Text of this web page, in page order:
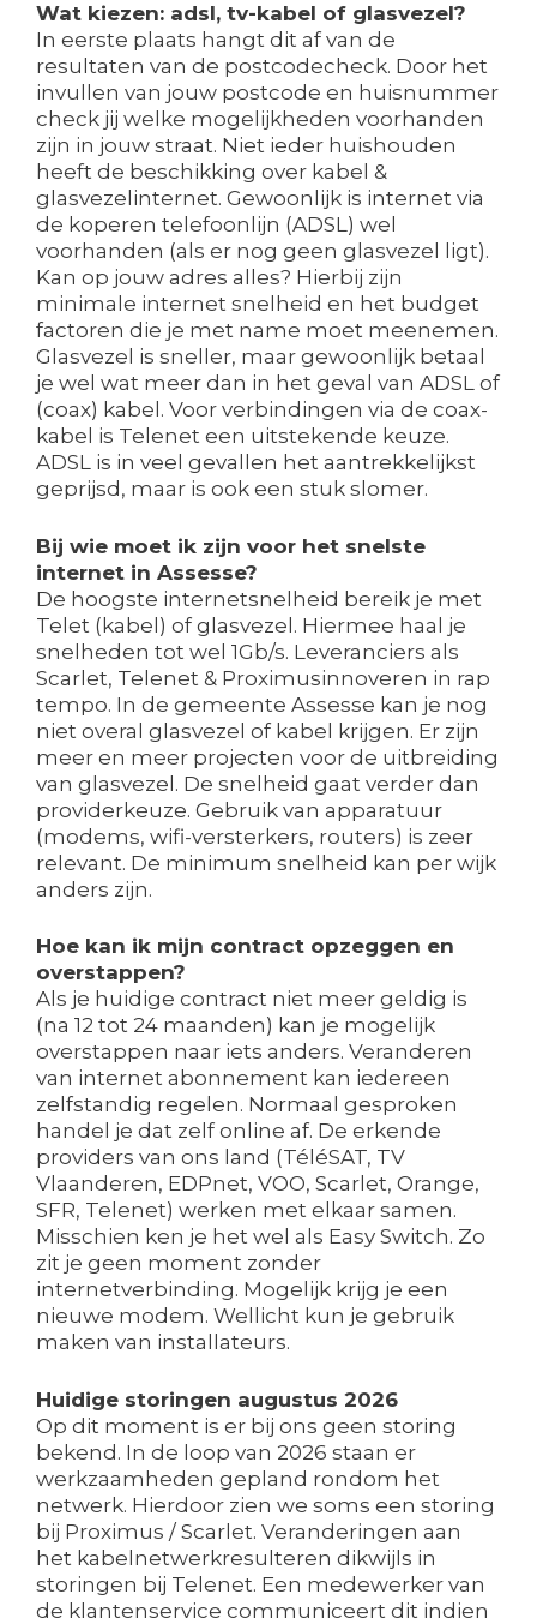
Wat kiezen: adsl, tv-kabel of glasvezel?
In eerste plaats hangt dit af van de
resultaten van de postcodecheck. Door het
invullen van jouw postcode en huisnummer
check jij welke mogelijkheden voorhanden
zijn in jouw straat. Niet ieder huishouden
heeft de beschikking over kabel &
glasvezelinternet. Gewoonlijk is internet via
de koperen telefoonlijn (ADSL) wel
voorhanden (als er nog geen glasvezel ligt).
Kan op jouw adres alles? Hierbij zijn
minimale internet snelheid en het budget
factoren die je met name moet meenemen.
Glasvezel is sneller, maar gewoonlijk betaal
je wel wat meer dan in het geval van ADSL of
(coax) kabel. Voor verbindingen via de coax-
kabel is Telenet een uitstekende keuze.
ADSL is in veel gevallen het aantrekkelijkst
geprijsd, maar is ook een stuk slomer.
Bij wie moet ik zijn voor het snelste
internet in Assesse?
De hoogste internetsnelheid bereik je met
Telet (kabel) of glasvezel. Hiermee haal je
snelheden tot wel 1Gb/s. Leveranciers als
Scarlet, Telenet & Proximusinnoveren in rap
tempo. In de gemeente Assesse kan je nog
niet overal glasvezel of kabel krijgen. Er zijn
meer en meer projecten voor de uitbreiding
van glasvezel. De snelheid gaat verder dan
providerkeuze. Gebruik van apparatuur
(modems, wifi-versterkers, routers) is zeer
relevant. De minimum snelheid kan per wijk
anders zijn.
Hoe kan ik mijn contract opzeggen en
overstappen?
Als je huidige contract niet meer geldig is
(na 12 tot 24 maanden) kan je mogelijk
overstappen naar iets anders. Veranderen
van internet abonnement kan iedereen
zelfstandig regelen. Normaal gesproken
handel je dat zelf online af. De erkende
providers van ons land (TéléSAT, TV
Vlaanderen, EDPnet, VOO, Scarlet, Orange,
SFR, Telenet) werken met elkaar samen.
Misschien ken je het wel als Easy Switch. Zo
zit je geen moment zonder
internetverbinding. Mogelijk krijg je een
nieuwe modem. Wellicht kun je gebruik
maken van installateurs.
Huidige storingen augustus 2026
Op dit moment is er bij ons geen storing
bekend. In de loop van 2026 staan er
werkzaamheden gepland rondom het
netwerk. Hierdoor zien we soms een storing
bij Proximus / Scarlet. Veranderingen aan
het kabelnetwerkresulteren dikwijls in
storingen bij Telenet. Een medewerker van
de klantenservice communiceert dit indien